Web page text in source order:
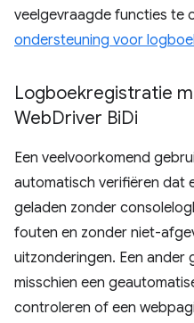
veelgevraagde functies te
ondersteuning voor
Logboekregistratie
WebDriver BiDi
Een veelvoorkomend
automatisch verifiëren dat
geladen zonder
fouten en zonder niet-
uitzonderingen. Een ander
misschien een
controleren of een